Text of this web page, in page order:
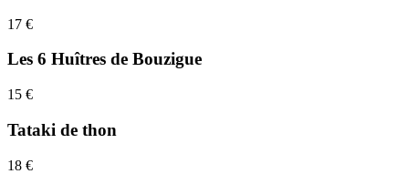
17 €
Les 6 Huîtres de Bouzigue
15 €
Tataki de thon
18 €